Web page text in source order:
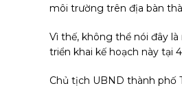
môi trường trên địa bàn
Vì thế, không thể nói đây
triển khai kế hoạch này tại
Chủ tịch UBND thành phố